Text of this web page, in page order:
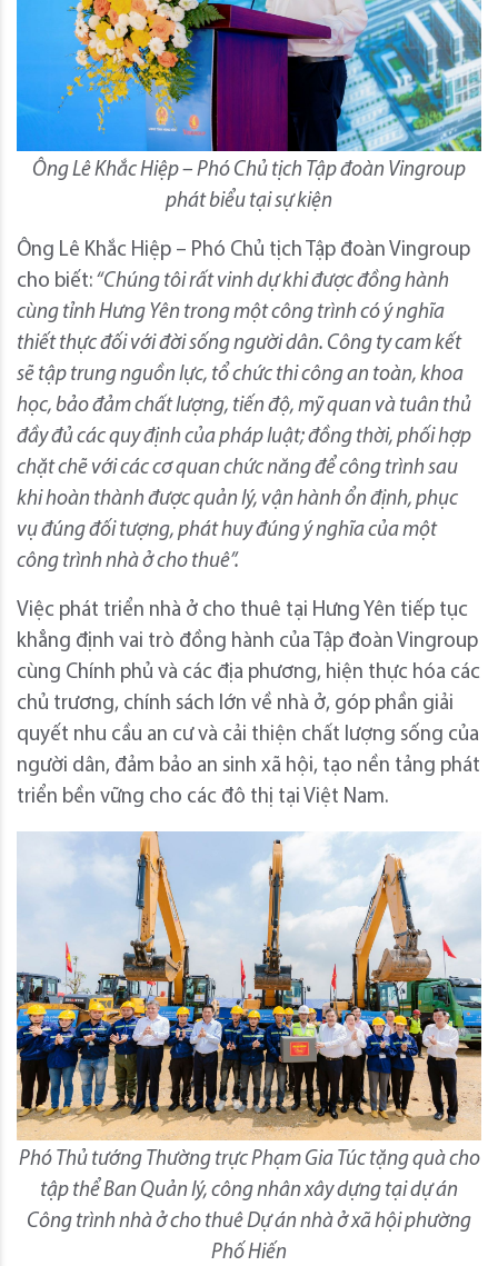
Ông Lê Khắc Hiệp – Phó Chủ tịch Tập đoàn Vingroup
phát biểu tại sự kiện
Ông Lê Khắc Hiệp – Phó Chủ tịch Tập đoàn Vingroup
cho biết: “Chúng tôi rất vinh dự khi được đồng hành
cùng tỉnh Hưng Yên trong một công trình có ý nghĩa
thiết thực đối với đời sống người dân. Công ty cam kết
sẽ tập trung nguồn lực, tổ chức thi công an toàn, khoa
học, bảo đảm chất lượng, tiến độ, mỹ quan và tuân thủ
đầy đủ các quy định của pháp luật; đồng thời, phối hợp
chặt chẽ với các cơ quan chức năng để công trình sau
khi hoàn thành được quản lý, vận hành ổn định, phục
vụ đúng đối tượng, phát huy đúng ý nghĩa của một
công trình nhà ở cho thuê”.
Việc phát triển nhà ở cho thuê tại Hưng Yên tiếp tục
khẳng định vai trò đồng hành của Tập đoàn Vingroup
cùng Chính phủ và các địa phương, hiện thực hóa các
chủ trương, chính sách lớn về nhà ở, góp phần giải
quyết nhu cầu an cư và cải thiện chất lượng sống của
người dân, đảm bảo an sinh xã hội, tạo nền tảng phát
triển bền vững cho các đô thị tại Việt Nam.
Phó Thủ tướng Thường trực Phạm Gia Túc tặng quà cho
tập thể Ban Quản lý, công nhân xây dựng tại dự án
Công trình nhà ở cho thuê Dự án nhà ở xã hội phường
Phố Hiến